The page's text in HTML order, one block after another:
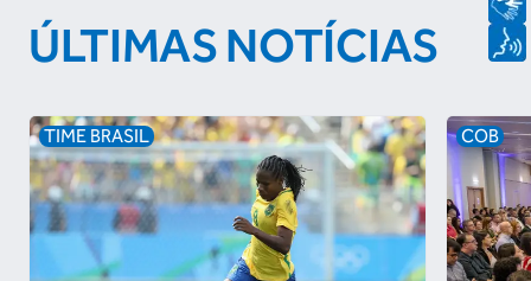
ÚLTIMAS NOTÍCIAS
TIME BRASIL COB